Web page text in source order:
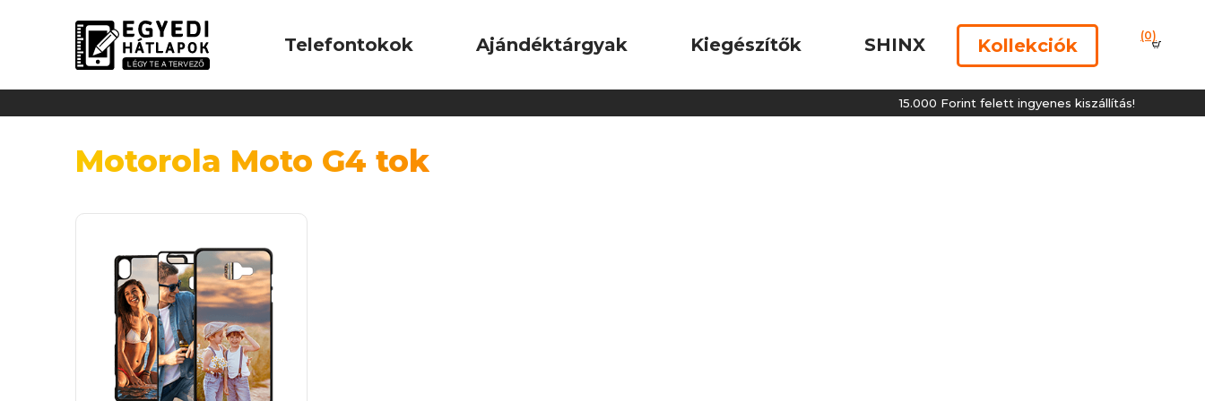
Telefontokok Ajándéktárgyak Kiegészítők SHINX Kollekciók (0)
15.000 Forint felett ingyenes kiszállítás!
Motorola Moto G4 tok